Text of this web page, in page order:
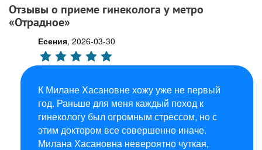
Отзывы о приеме гинеколога у метро
«Отрадное»
Есения, 2026-03-30
К Милане Хасановне хожу уже не первый
год. Раньше для меня каждый поход к
гинекологу был огромным стрессом, но с
этим доктором все совершенно иначе.
Милана Хасановна невероятно чуткая,